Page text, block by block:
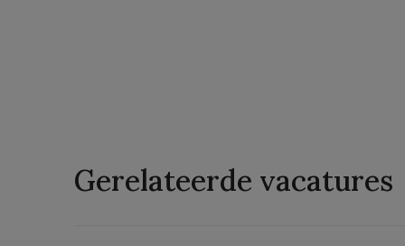
Gerelateerde vacatures